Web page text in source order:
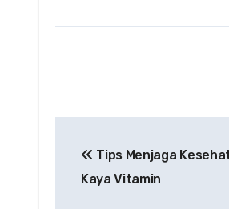
navigation
Tips Menjaga
Kaya Vitamin